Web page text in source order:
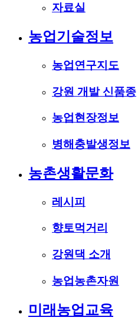
자료실
농업기술정보
농업연구지도
강원 개발 신품종
농업현장정보
병해충발생정보
농촌생활문화
레시피
향토먹거리
강원댁 소개
농업농촌자원
미래농업교육